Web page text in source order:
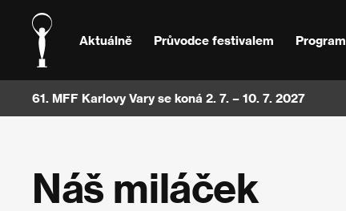
Aktuálně Průvodce festivalem Program
61. MFF Karlovy Vary se koná 2. 7. – 10. 7. 2027
Náš miláček